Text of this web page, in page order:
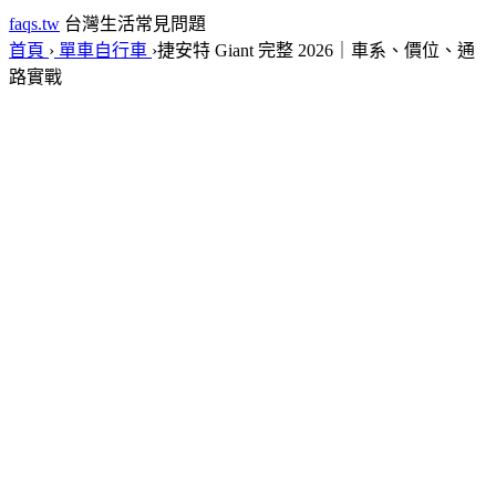
faqs.tw 台灣生活常見問題
首頁 › 單車自行車 ›捷安特 Giant 完整 2026｜車系、價位、通
路實戰